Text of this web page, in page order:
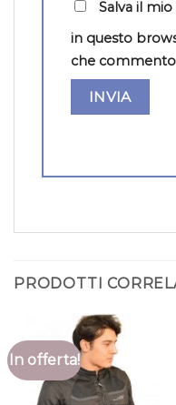
Salva il
in questo
che
PRODOTTI
In offerta!